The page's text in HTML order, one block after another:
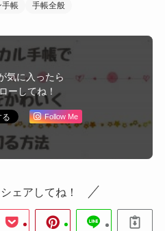
手帳 手帳全般
気に入ったら
ーしてね！
Follow Me
ェアしてね！